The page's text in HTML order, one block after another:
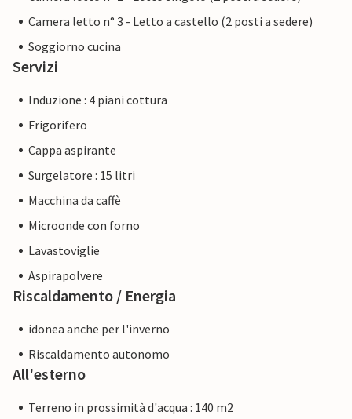
Camera letto n° 3 - Letto a castello (2 posti a sedere)
Soggiorno cucina
Servizi
Induzione : 4 piani cottura
Frigorifero
Cappa aspirante
Surgelatore : 15 litri
Macchina da caffè
Microonde con forno
Lavastoviglie
Aspirapolvere
Riscaldamento / Energia
idonea anche per l'inverno
Riscaldamento autonomo
All'esterno
Terreno in prossimità d'acqua : 140 m2